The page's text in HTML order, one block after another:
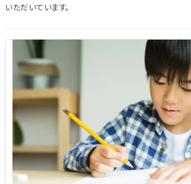
いただいています。